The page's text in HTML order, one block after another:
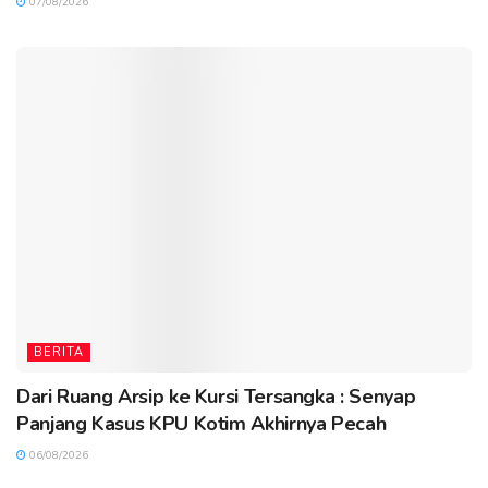
BERITA
Dari Ruang Arsip ke Kursi Tersangka : Senyap
Panjang Kasus KPU Kotim Akhirnya Pecah
06/08/2026